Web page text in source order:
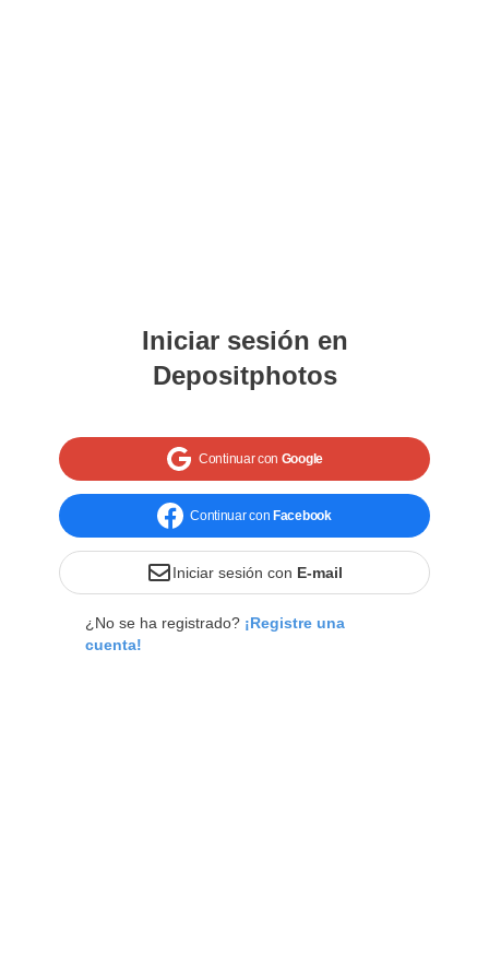
Iniciar sesión en
Depositphotos
Continuar con Google
Continuar con Facebook
Iniciar sesión con E-mail
¿No se ha registrado? ¡Registre una
cuenta!